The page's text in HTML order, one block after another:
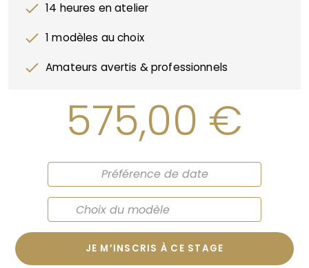
14 heures en atelier
1 modèles au choix
Amateurs avertis & professionnels
575,00 €
JE M’INSCRIS À CE STAGE